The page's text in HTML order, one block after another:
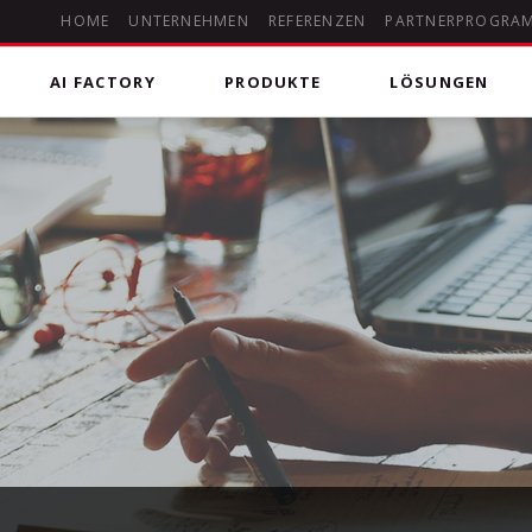
HOME UNTERNEHMEN REFERENZEN
AI FACTORY PRODUKTE
deHOSTED Skype for Business (Lync)
DSGVO-konforme Kommunikationslösung für Chats,
Audio- und Videokonferenzen, Onlinebesprechungen
mit Screensharing und Whiteboard sowie klassischer
Telefonie in das öffentliche Telefonnetz.
Microsoft Office 365
Erleben Sie die Vorteile von Microsoft Office 356 aus
der Cloud. Unser Experten Team unterstützt Sie bei
Auswahl & Umsetzung. Setzen Sie auf allen Geräten
LÖSUNGEN
Anrufpläne für Microsoft
Microsoft 365
Managed Microsoft 365